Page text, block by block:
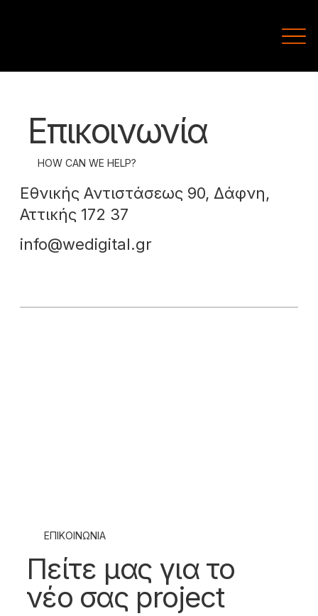
ΕΠΙΚΟΙΝΩΝΙΑ
Πείτε μας για το
νέο σας project
Επικοινωνία
HOW CAN WE HELP?
Εθνικής Αντιστάσεως 90, Δάφνη,
Αττικής 172 37
info@wedigital.gr